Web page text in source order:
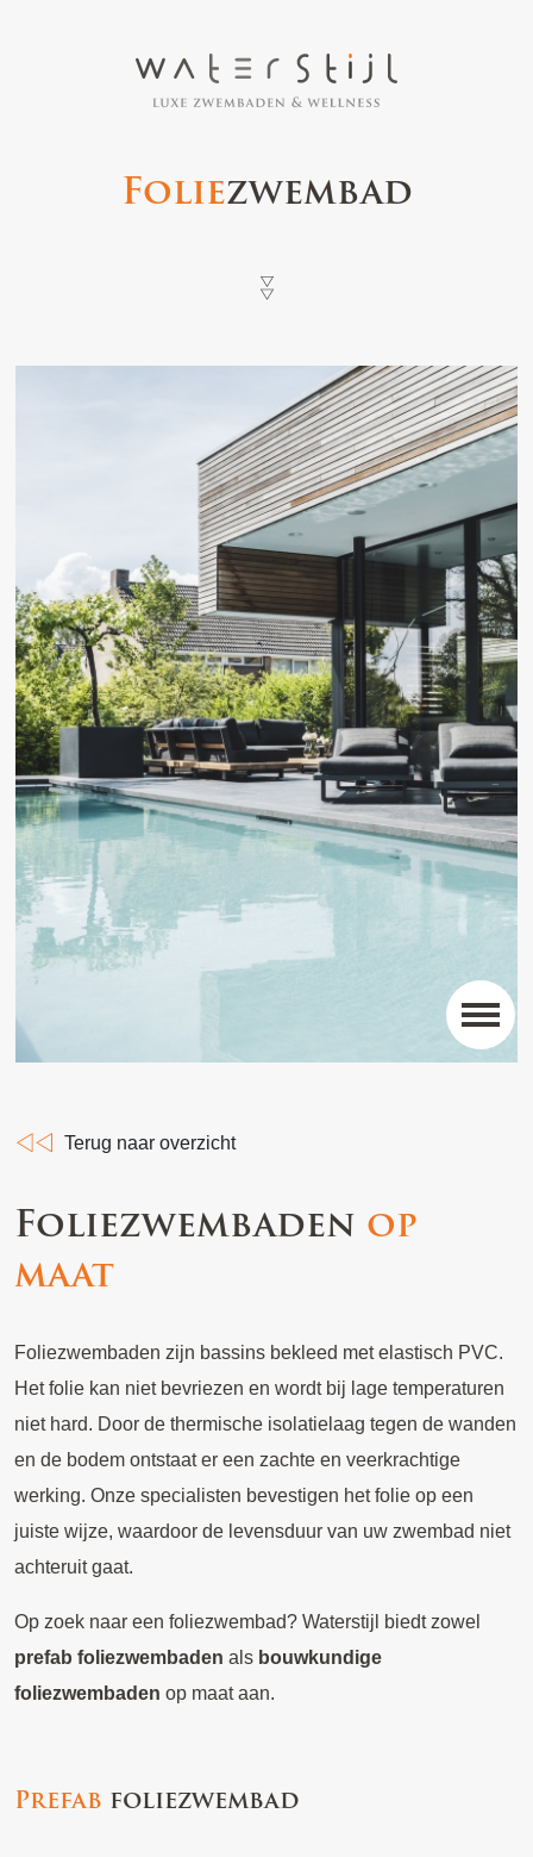
Foliezwembad
Terug naar overzicht
Foliezwembaden op
maat
Foliezwembaden zijn bassins bekleed met elastisch PVC.
Het folie kan niet bevriezen en wordt bij lage temperaturen
niet hard. Door de thermische isolatielaag tegen de wanden
en de bodem ontstaat er een zachte en veerkrachtige
werking. Onze specialisten bevestigen het folie op een
juiste wijze, waardoor de levensduur van uw zwembad niet
achteruit gaat.
Op zoek naar een foliezwembad? Waterstijl biedt zowel
prefab foliezwembaden als bouwkundige
foliezwembaden op maat aan.
Prefab foliezwembad